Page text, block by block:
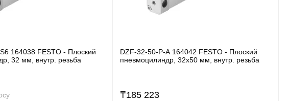
164038 FESTO - Плоский
32 мм, внутр. резьба
DZF-32-50-P-A 164042 FESTO - Плоский
пневмоцилиндр, 32x50 мм, внутр. резьба
₸185 223